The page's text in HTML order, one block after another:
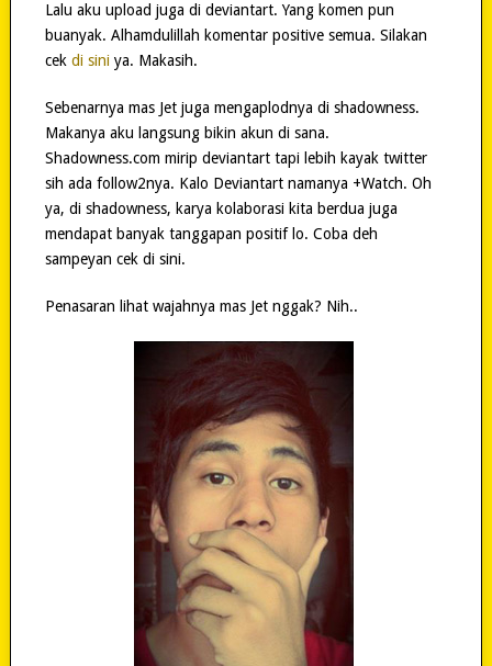
Lalu aku upload juga di deviantart. Yang komen pun
buanyak. Alhamdulillah komentar positive semua. Silakan
cek di siniya. Makasih.
Sebenarnya mas Jet juga mengaplodnya di shadowness.
Makanya aku langsung bikin akun di sana.
Shadowness.com mirip deviantart tapi lebih kayak twitter
sih ada follow2nya. Kalo Deviantart namanya +Watch. Oh
ya, di shadowness, karya kolaborasi kita berdua juga
mendapat banyak tanggapan positif lo. Coba deh
sampeyan cek di sini.
Penasaran lihat wajahnya mas Jet nggak? Nih..